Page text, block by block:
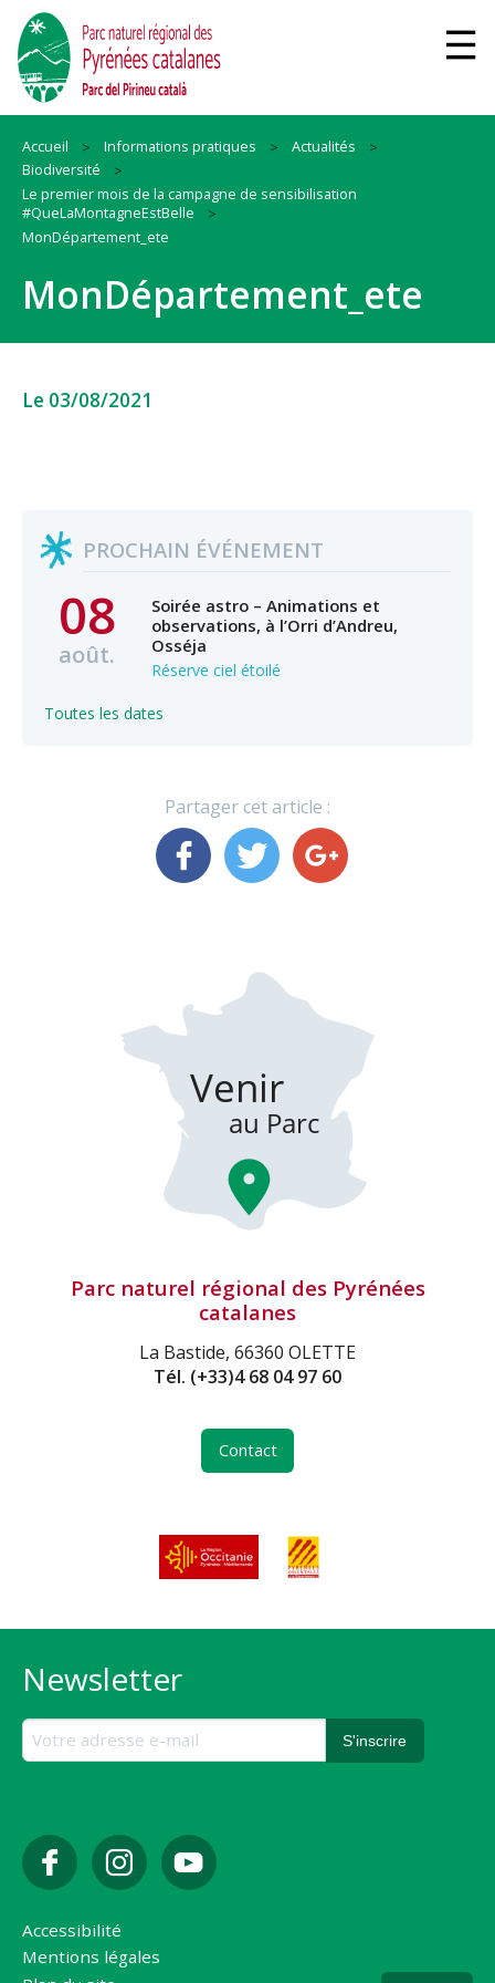
Accueil Informations pratiques
Actualités
Biodiversité
Le premier mois de la campagne de sensibilisation
#QueLaMontagneEstBelle
MonDépartement_ete
MonDépartement_ete
Le 03/08/2021
PROCHAIN ÉVÉNEMENT
08
août.
Soirée astro – Animations et
observations, à l’Orri d’Andreu,
Osséja
Réserve ciel étoilé
Toutes les dates
Partager cet article :
Parc naturel régional des Pyrénées
catalanes
La Bastide, 66360 OLETTE
Tél. (+33)4 68 04 97 60
Contact
Newsletter
Accessibilité
Mentions légales